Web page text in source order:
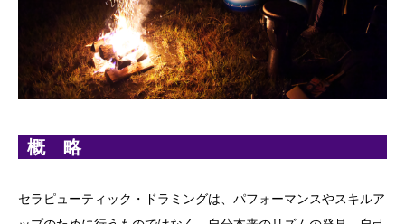
概 略
セラピューティック・ドラミングは、パフォーマンスやスキルア